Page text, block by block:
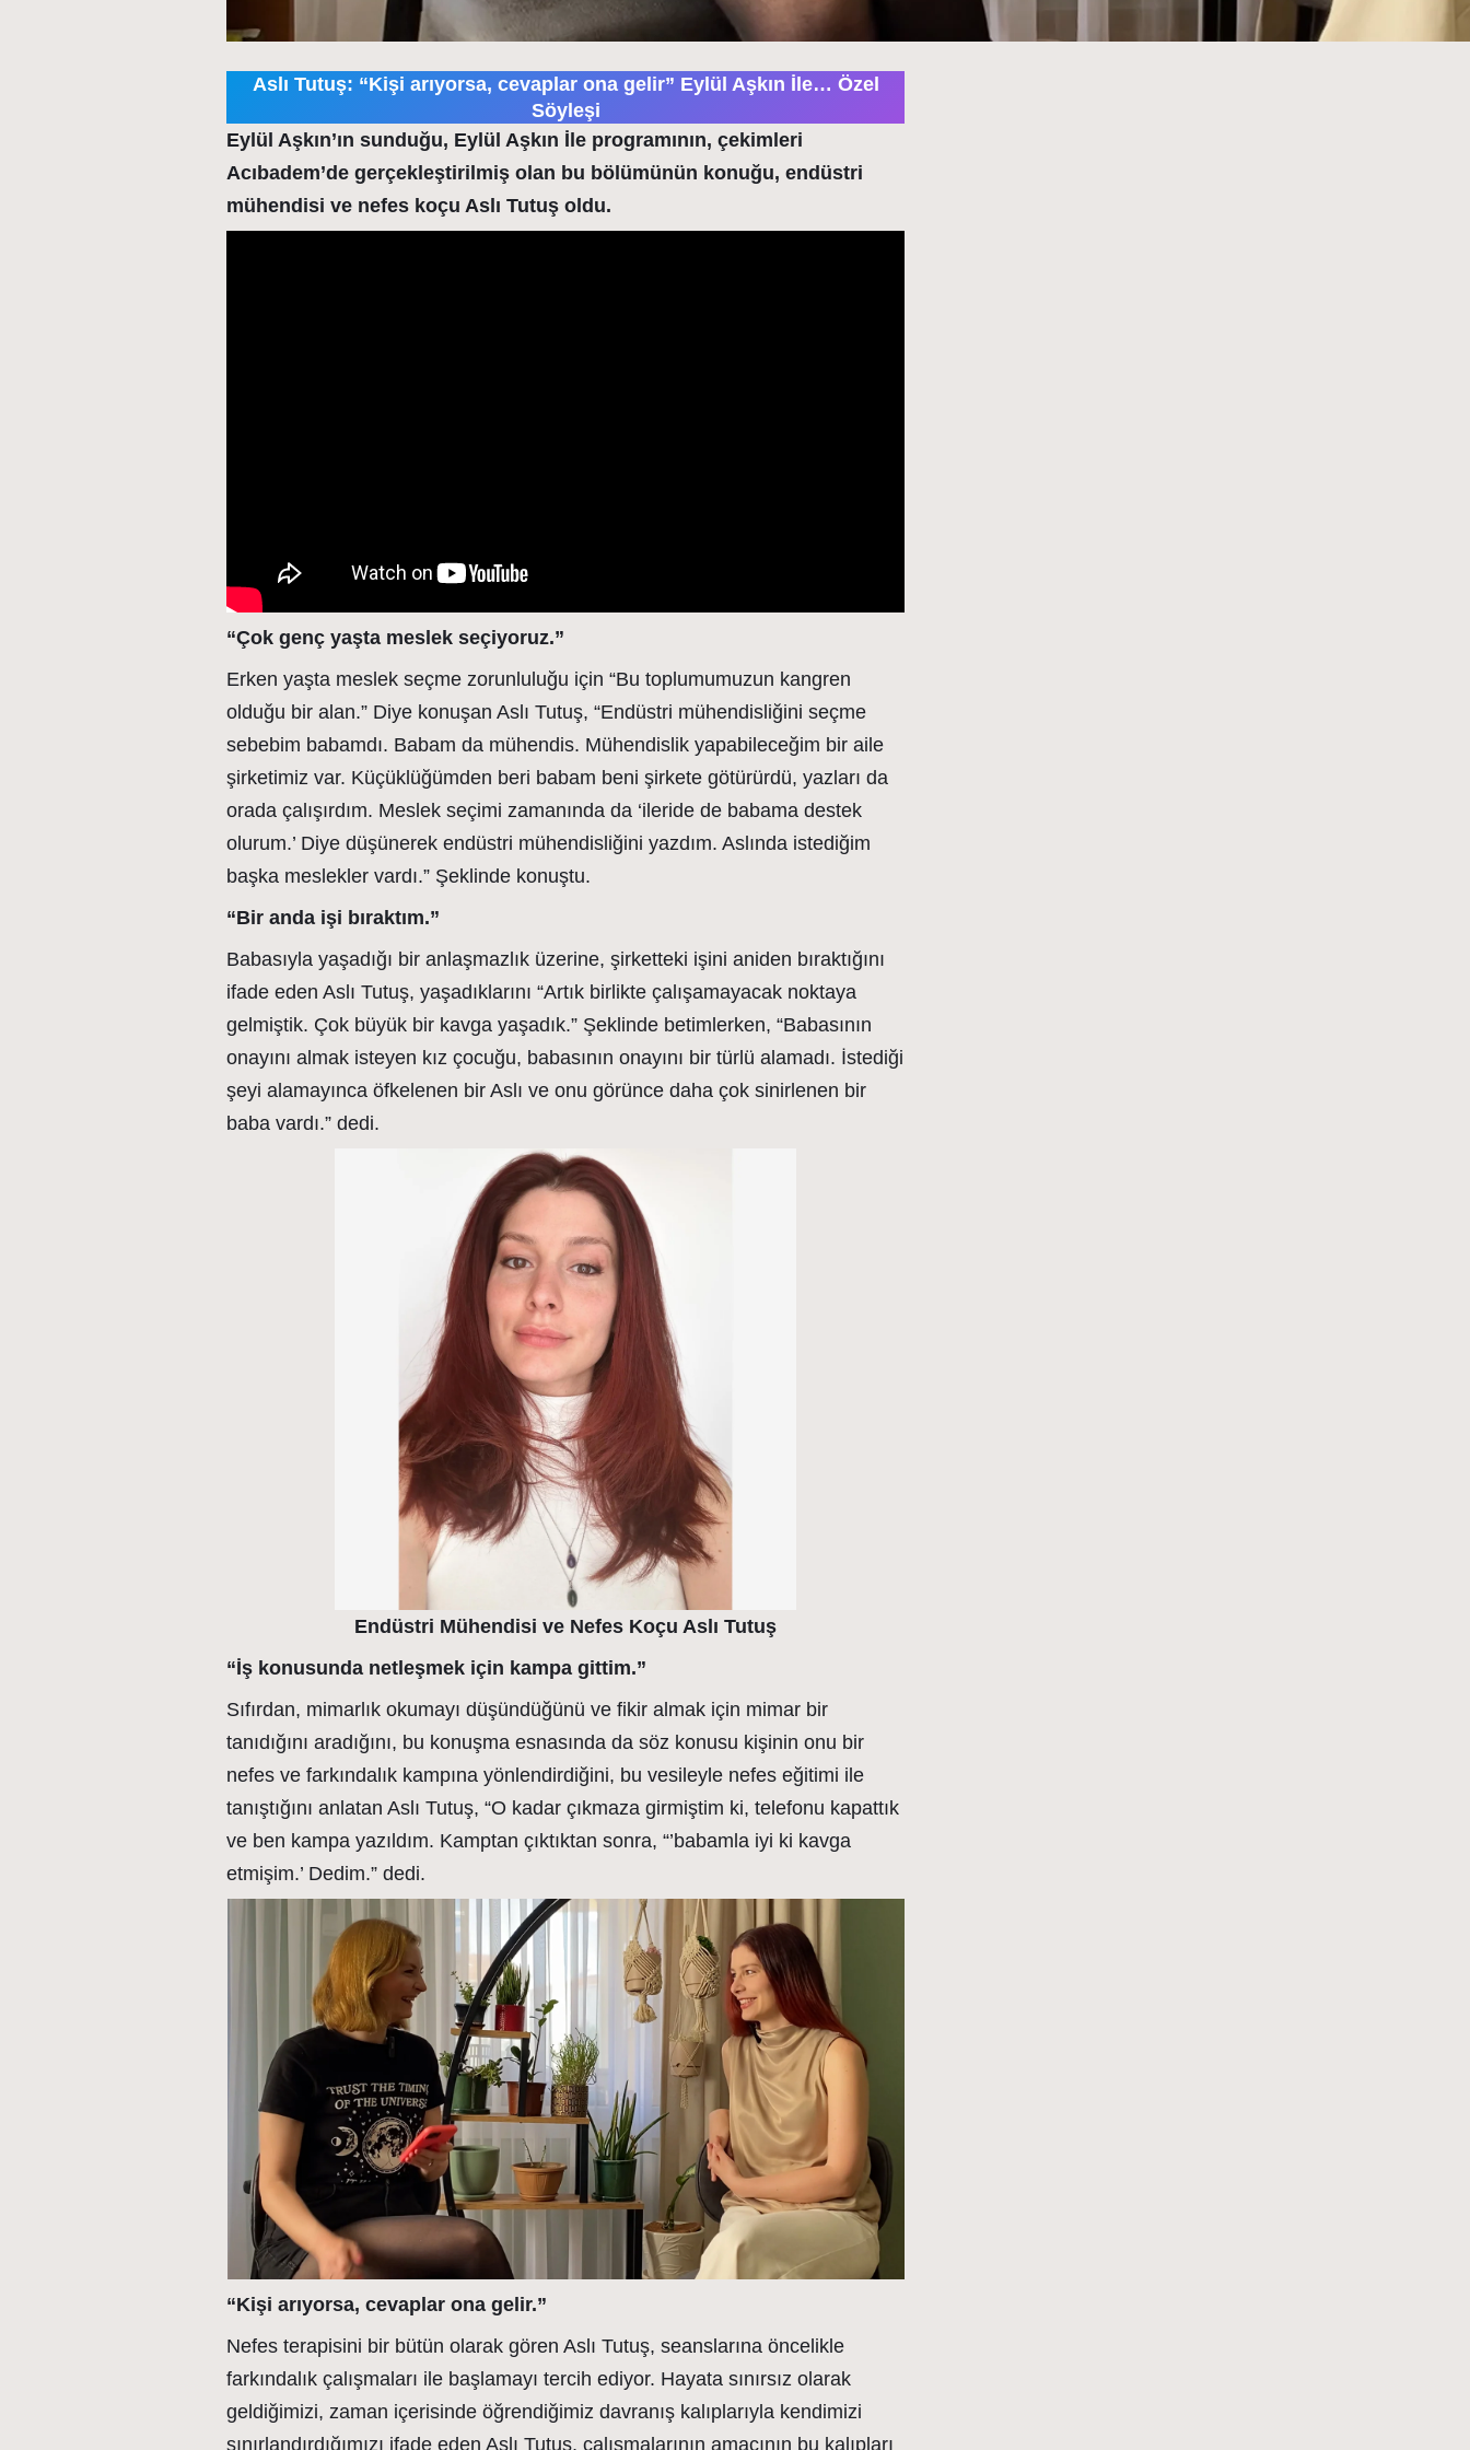
Aslı Tutuş: “Kişi arıyorsa, cevaplar ona gelir” Eylül Aşkın İle… Özel
Söyleşi
Eylül Aşkın’ın sunduğu, Eylül Aşkın İle programının, çekimleri
Acıbadem’de gerçekleştirilmiş olan bu bölümünün konuğu, endüstri
mühendisi ve nefes koçu Aslı Tutuş oldu.
“Çok genç yaşta meslek seçiyoruz.”
Erken yaşta meslek seçme zorunluluğu için “Bu toplumumuzun kangren
olduğu bir alan.” Diye konuşan Aslı Tutuş, “Endüstri mühendisliğini seçme
sebebim babamdı. Babam da mühendis. Mühendislik yapabileceğim bir aile
şirketimiz var. Küçüklüğümden beri babam beni şirkete götürürdü, yazları da
orada çalışırdım. Meslek seçimi zamanında da ‘ileride de babama destek
olurum.’ Diye düşünerek endüstri mühendisliğini yazdım. Aslında istediğim
başka meslekler vardı.” Şeklinde konuştu.
“Bir anda işi bıraktım.”
Babasıyla yaşadığı bir anlaşmazlık üzerine, şirketteki işini aniden bıraktığını
ifade eden Aslı Tutuş, yaşadıklarını “Artık birlikte çalışamayacak noktaya
gelmiştik. Çok büyük bir kavga yaşadık.” Şeklinde betimlerken, “Babasının
onayını almak isteyen kız çocuğu, babasının onayını bir türlü alamadı. İstediği
şeyi alamayınca öfkelenen bir Aslı ve onu görünce daha çok sinirlenen bir
baba vardı.” dedi.
Endüstri Mühendisi ve Nefes Koçu Aslı Tutuş
“İş konusunda netleşmek için kampa gittim.”
Sıfırdan, mimarlık okumayı düşündüğünü ve fikir almak için mimar bir
tanıdığını aradığını, bu konuşma esnasında da söz konusu kişinin onu bir
nefes ve farkındalık kampına yönlendirdiğini, bu vesileyle nefes eğitimi ile
tanıştığını anlatan Aslı Tutuş, “O kadar çıkmaza girmiştim ki, telefonu kapattık
ve ben kampa yazıldım. Kamptan çıktıktan sonra, “’babamla iyi ki kavga
etmişim.’ Dedim.” dedi.
“Kişi arıyorsa, cevaplar ona gelir.”
Nefes terapisini bir bütün olarak gören Aslı Tutuş, seanslarına öncelikle
farkındalık çalışmaları ile başlamayı tercih ediyor. Hayata sınırsız olarak
geldiğimizi, zaman içerisinde öğrendiğimiz davranış kalıplarıyla kendimizi
sınırlandırdığımızı ifade eden Aslı Tutuş, çalışmalarının amacının bu kalıpları